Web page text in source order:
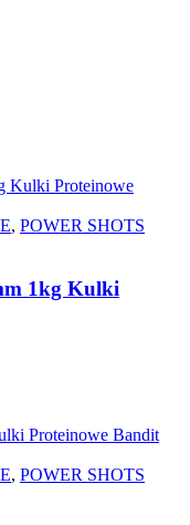
, POWER SHOTS
1kg Kulki
, POWER SHOTS